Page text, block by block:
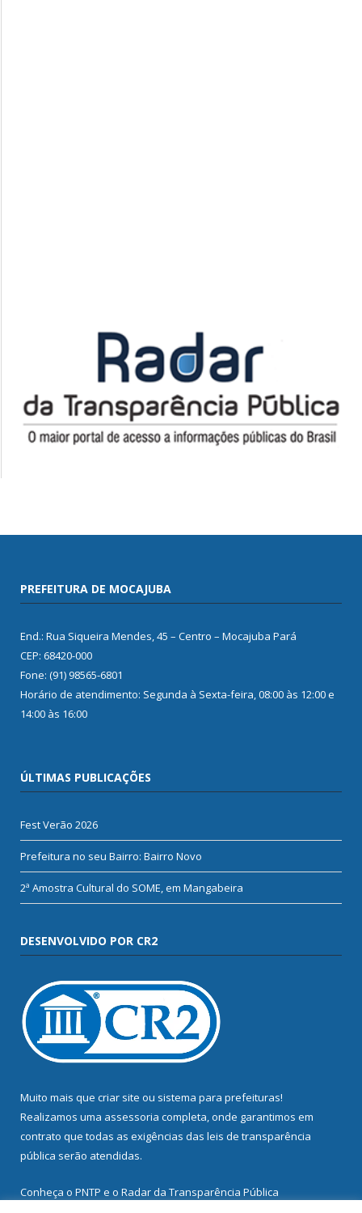
PREFEITURA DE MOCAJUBA
End.: Rua Siqueira Mendes, 45 – Centro – Mocajuba Pará
CEP: 68420-000
Fone: (91) 98565-6801
Horário de atendimento: Segunda à Sexta-feira, 08:00 às 12:00 e
14:00 às 16:00
ÚLTIMAS PUBLICAÇÕES
Fest Verão 2026
Prefeitura no seu Bairro: Bairro Novo
2ª Amostra Cultural do SOME, em Mangabeira
DESENVOLVIDO POR CR2
Muito mais que criar site ou sistema para prefeituras!
Realizamos uma assessoria completa, onde garantimos em
contrato que todas as exigências das leis de transparência
pública serão atendidas.
Conheça o PNTP e o Radar da Transparência Pública